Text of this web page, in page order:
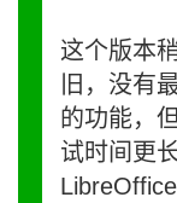
这个版本
旧，没有
的功能，
试时间更